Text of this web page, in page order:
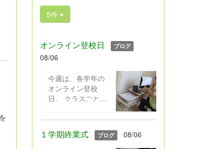
5件
オンライン登校日 ブログ
08/06
今週は、各学年の
オンライン登校
日。 クラスごとに
康観察と担任の話
の後、夏休みの出
来事を発表するク
１学期終業式 ブログ 08/06